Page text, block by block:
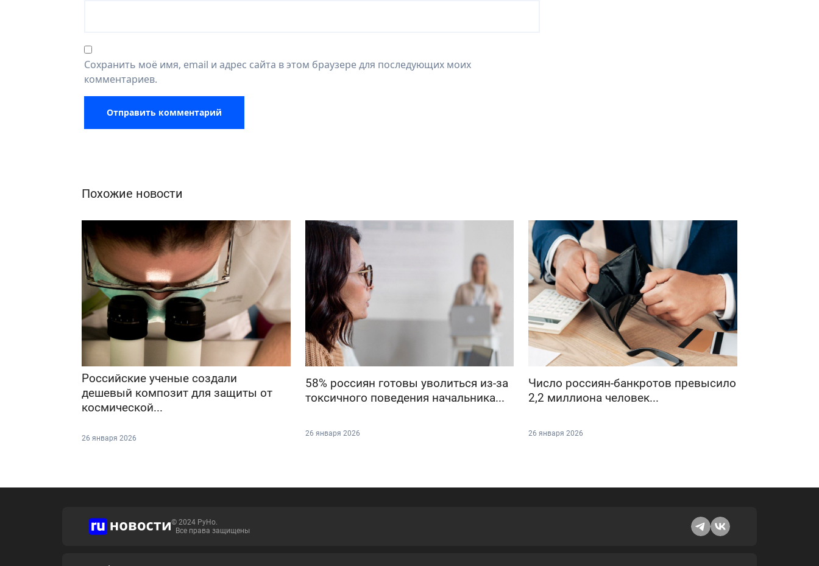
Сохранить моё имя, email и адрес сайта в этом браузере для последующих моих
комментариев.
Похожие новости
Российские ученые создали
дешевый композит для защиты от
космической...
26 января 2026
58% россиян готовы уволиться из-за
токсичного поведения начальника...
26 января 2026
Число россиян-банкротов превысило
2,2 миллиона человек...
26 января 2026
© 2024 РуНо.
Все права защищены